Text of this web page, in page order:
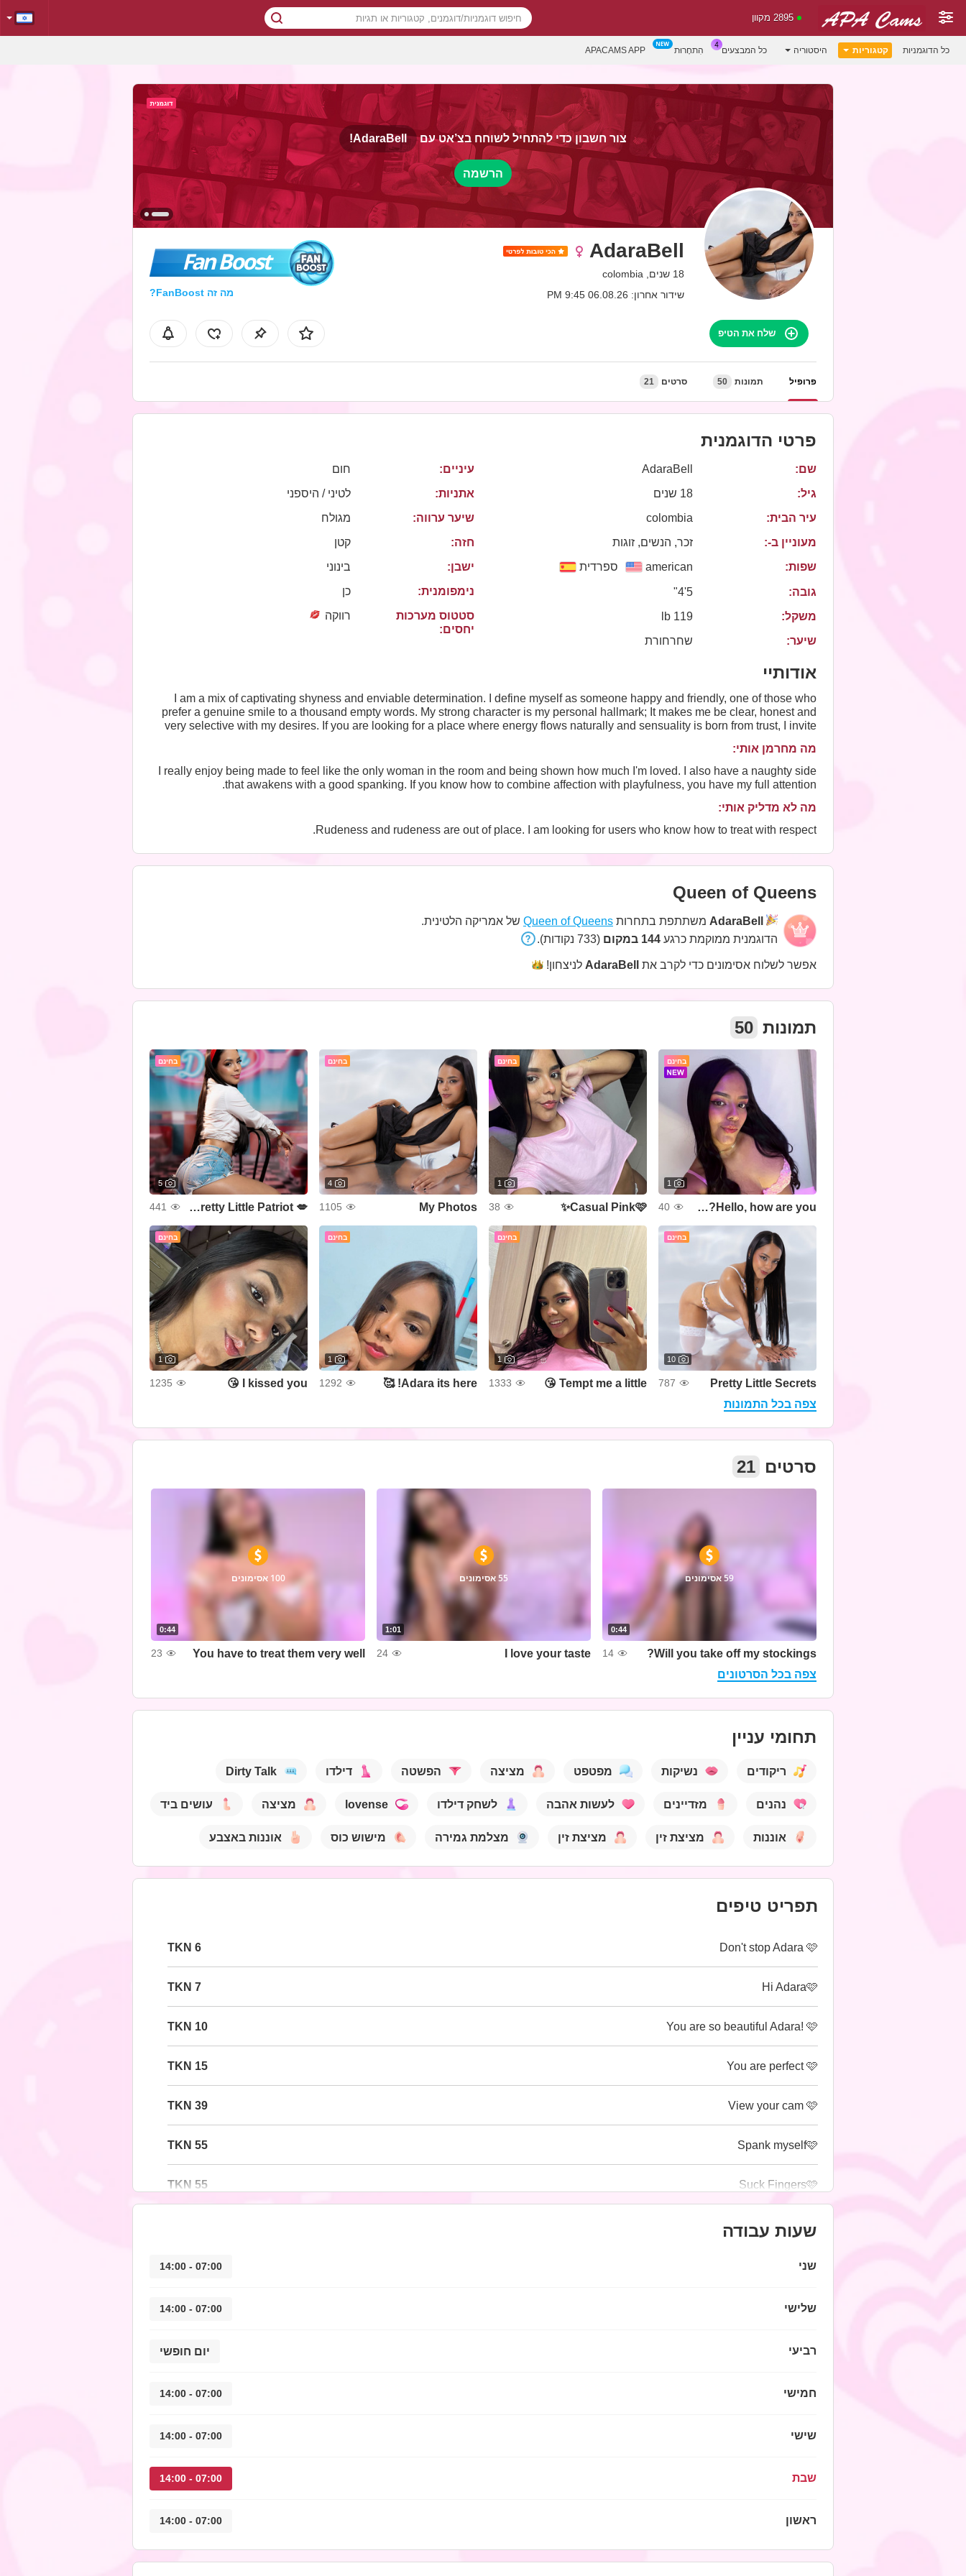
2895 מקוון
כל הדוגמניות קטגוריות היסטוריה כל המבצעים הִתחָרוּת APACAMS APP
צור חשבון כדי להתחיל לשוחח בצ’אט עם AdaraBell!
הרשמה
AdaraBell
18 שנים, colombia
שידור אחרון: 06.08.26 9:45 PM
Fan Boost
מה זה FanBoost?
שלח את הטיפ
פרופיל תמונות 50 סרטים 21
פרטי הדוגמנית
שם:
AdaraBell
גיל:
18 שנים
עיר הבית:
colombia
מעוניין ב-:
זכר, הנשים, זוגות
שפות:
american ספרדית
גובה:
5'4"
משקל:
119 lb
שיער:
שחרחורת
עיניים:
חום
אתניות:
לטיני / היספני
שיער ערווה:
מגולח
חזה:
קטן
ישבן:
בינוני
נימפומנית:
כן
סטטוס מערכות
יחסים:
רווקה
אודותיי
I am a mix of captivating shyness and enviable determination. I define myself as someone happy and friendly, one of those who
prefer a genuine smile to a thousand empty words. My strong character is my personal hallmark; It makes me be clear, honest and
very selective with my desires. If you are looking for a place where energy flows naturally and sensuality is born from trust, I invite
מה מחרמן אותי:
I really enjoy being made to feel like the only woman in the room and being shown how much I'm loved. I also have a naughty side
that awakens with a good spanking. If you know how to combine affection with playfulness, you have my full attention.
מה לא מדליק אותי:
Rudeness and rudeness are out of place. I am looking for users who know how to treat with respect.
Queen of Queens
AdaraBell משתתפת בתחרות Queen of Queens של אמריקה הלטינית.
הדוגמנית ממוקמת כרגע 144 במקום (733 נקודות).
אפשר לשלוח אסימונים כדי לקרב את AdaraBell לניצחון!
תמונות 50
בחינם
1
Hello, how are you?💞🧸
40
בחינם
1
Casual Pink🩷✨
38
בחינם
4
My Photos
1105
בחינם
5
💋 Pretty Little Patriot 💙❤🤍✨
441
בחינם
10
Pretty Little Secrets
787
בחינם
1
Tempt me a little 😘
1333
בחינם
1
Adara its here! 🥰
1292
בחינם
1
I kissed you 😘
1235
צפה בכל התמונות
סרטים 21
0:44
59 אסימונים
Will you take off my stockings?
14
1:01
55 אסימונים
I love your taste
24
0:44
100 אסימונים
You have to treat them very well
23
צפה בכל הסרטונים
תחומי עניין
ריקודים נשיקות מפטפט מציצה הפשטה דילדו Dirty Talk
נהנים מזדיינים לעשות אהבה לשחק דילדו lovense מציצה עושים ביד
אוננות מציצת זין מציצת זין מצלמת גמירה מישוש כוס אוננות באצבע
תפריט טיפים
Don't stop Adara 🩷
6 TKN
Hi Adara🩷
7 TKN
You are so beautiful Adara! 🩷
10 TKN
You are perfect 🩷
15 TKN
View your cam 🩷
39 TKN
Spank myself🩷
55 TKN
Suck Fingers🩷
55 TKN
שעות עבודה
שני 07:00 - 14:00
שלישי 07:00 - 14:00
רביעי יום חופשי
חמישי 07:00 - 14:00
שישי 07:00 - 14:00
שבת 07:00 - 14:00
ראשון 07:00 - 14:00